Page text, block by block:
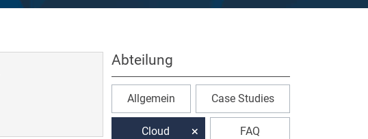
Abteilung
Allgemein Case Studies
Cloud FAQ